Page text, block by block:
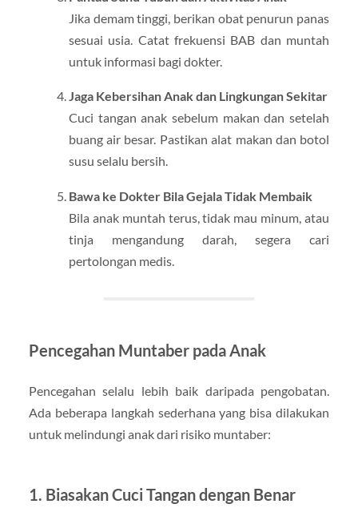
Jika demam tinggi, berikan obat penurun panas
sesuai usia. Catat frekuensi BAB dan muntah
untuk informasi bagi dokter.
Jaga Kebersihan Anak dan Lingkungan Sekitar
Cuci tangan anak sebelum makan dan setelah
buang air besar. Pastikan alat makan dan botol
susu selalu bersih.
Bawa ke Dokter Bila Gejala Tidak Membaik
Bila anak muntah terus, tidak mau minum, atau
tinja mengandung darah, segera cari
pertolongan medis.
Pencegahan Muntaber pada Anak
Pencegahan selalu lebih baik daripada pengobatan.
Ada beberapa langkah sederhana yang bisa dilakukan
untuk melindungi anak dari risiko muntaber:
1. Biasakan Cuci Tangan dengan Benar